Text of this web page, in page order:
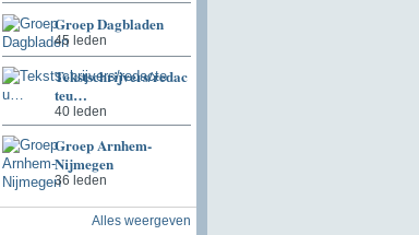
Groep Dagbladen
45 leden
Tekstschrijvers/redac
teu…
40 leden
Groep Arnhem-
Nijmegen
36 leden
Alles weergeven